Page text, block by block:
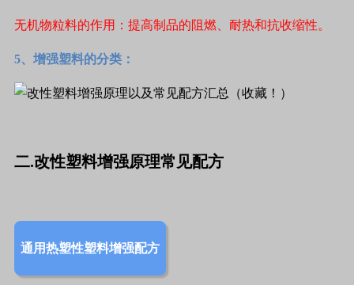
无机物粒料的作用：提高制品的阻燃、耐热和抗收缩性。
5、增强塑料的分类：
二.改性塑料增强原理常见配方
通用热塑性塑料增强配方